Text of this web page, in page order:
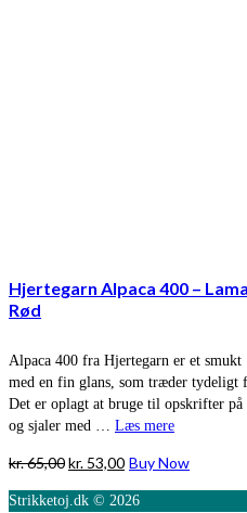
Hjertegarn Alpaca 400 –
Rød
Alpaca 400 fra Hjertegarn er et
med en fin glans, som træder tydeligt
Det er oplagt at bruge til opskrifter
og sjaler med … Læs mere
kr.65,00Den
pris
kr. 53,00Den
pris
Buy Now
Strikketoj.dk © 2026